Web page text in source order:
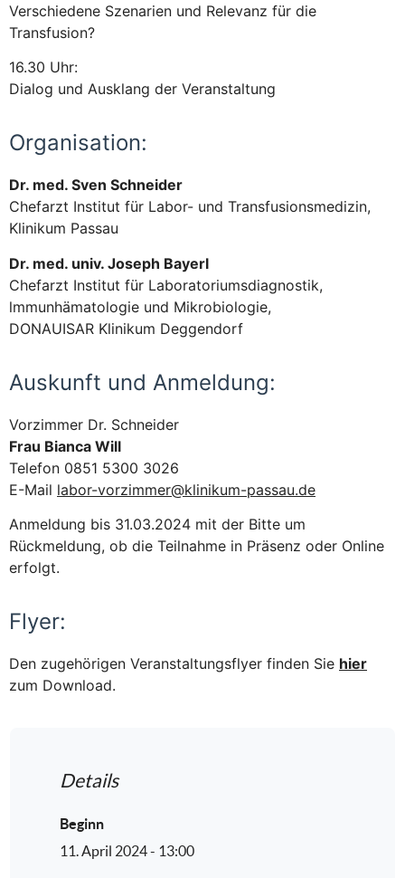
Verschiedene Szenarien und Relevanz für die
Transfusion?
16.30 Uhr:
Dialog und Ausklang der Veranstaltung
Organisation:
Dr. med. Sven Schneider
Chefarzt Institut für Labor- und Transfusionsmedizin,
Klinikum Passau
Dr. med. univ. Joseph Bayerl
Chefarzt Institut für Laboratoriumsdiagnostik,
lmmunhämatologie und Mikrobiologie,
DONAUISAR Klinikum Deggendorf
Auskunft und Anmeldung:
Vorzimmer Dr. Schneider
Frau Bianca Will
Telefon 0851 5300 3026
E-Mail labor-vorzimmer@klinikum-passau.de
Anmeldung bis 31.03.2024 mit der Bitte um
Rückmeldung, ob die Teilnahme in Präsenz oder Online
erfolgt.
Flyer:
Den zugehörigen Veranstaltungsflyer finden Sie hier
zum Download.
Details
Beginn
11. April 2024 - 13:00